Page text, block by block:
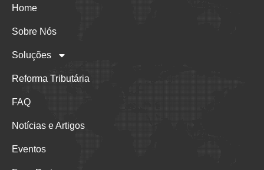
Home
Sobre Nós
Soluções
Reforma Tributária
FAQ
Notícias e Artigos
Eventos